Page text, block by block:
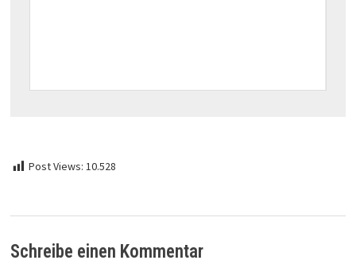
Post Views: 10.528
Schreibe einen Kommentar